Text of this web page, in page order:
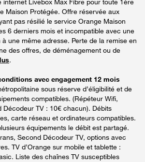
Maison Protégée. Offre réservée aux
pas résilié le service Orange Maison
6 derniers mois et incompatible avec une
une même adresse. Perte de la remise en
des offres, de déménagement ou de
.
avec engagement 12 mois
sous réserve d’éligibilité et de
compatibles. (Répéteur Wifi,
Décodeur TV : 10€ chacun). Débits
carte réseau et ordinateurs compatibles.
équipements le débit est partagé.
Second Décodeur TV, options avec
TV d’Orange sur mobile et tablette :
Liste des chaînes TV susceptibles